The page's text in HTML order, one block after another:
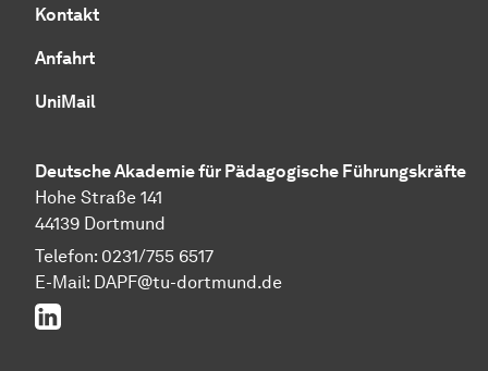
Kontakt
Anfahrt
UniMail
Deutsche Akademie für Pädagogische Führungskräfte
Hohe Straße 141
44139 Dortmund
Telefon: 0231/755 6517
E-Mail: DAPF@tu-dortmund.de
LinkedIn